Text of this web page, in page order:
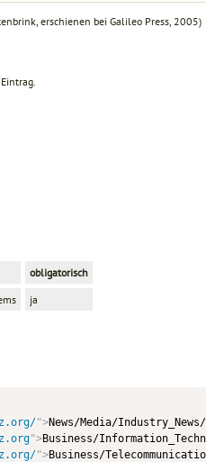
erschienen bei Galileo Press, 2005)
obligatorisch
ja
">News/Media/Industry_News/
">Business/
">Business/